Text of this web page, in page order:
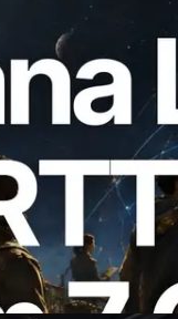
Slot API：新
—
步上線